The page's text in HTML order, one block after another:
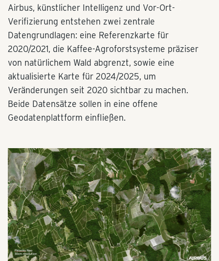
Airbus, künstlicher Intelligenz und Vor-Ort-
Verifizierung entstehen zwei zentrale
Datengrundlagen: eine Referenzkarte für
2020/2021, die Kaffee-Agroforstsysteme präziser
von natürlichem Wald abgrenzt, sowie eine
aktualisierte Karte für 2024/2025, um
Veränderungen seit 2020 sichtbar zu machen.
Beide Datensätze sollen in eine offene
Geodatenplattform einfließen.